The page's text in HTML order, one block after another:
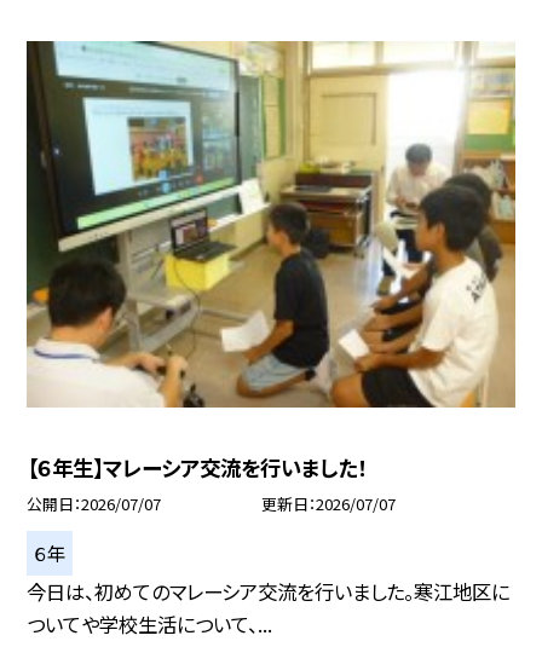
【６年生】マレーシア交流を行いました！
公開日 2026/07/07 更新日 2026/07/07
６年
今日は、初めてのマレーシア交流を行いました。寒江地区に
ついてや学校生活について、...